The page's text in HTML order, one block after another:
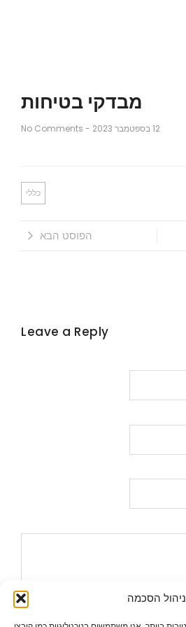
ניהול הסכמה
מבדקי בטיחות
12 בספטמבר 2023 -
כללי
הפוסט הבא
Leave a Reply